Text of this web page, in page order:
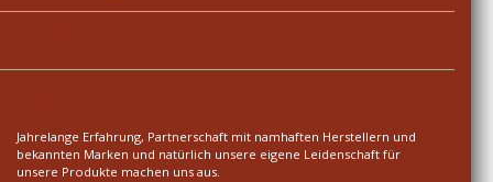
Jahrelange Erfahrung, Partnerschaft mit namhaften Herstellern und
bekannten Marken und natürlich unsere eigene Leidenschaft für
unsere Produkte machen uns aus.